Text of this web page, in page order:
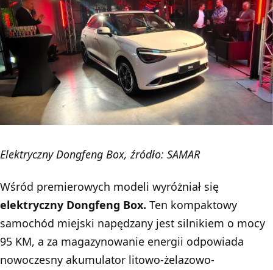
Elektryczny Dongfeng Box, źródło: SAMAR
Wśród premierowych modeli wyróżniał się
elektryczny Dongfeng Box. Ten kompaktowy
samochód miejski napędzany jest silnikiem o mocy
95 KM, a za magazynowanie energii odpowiada
nowoczesny akumulator litowo-żelazowo-